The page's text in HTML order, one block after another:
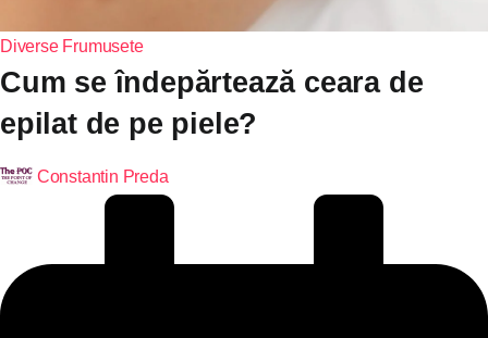
Diverse Frumusete
Cum se îndepărtează ceara de
epilat de pe piele?
Constantin Preda